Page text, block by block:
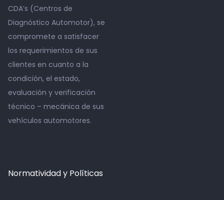
CDA’s (Centros de
Diagnóstico Automotor), se
compromete a satisfacer
los requerimientos de sus
clientes en cuanto a la
condición, el estado,
evaluación y verificación
técnico – mecánica de sus
vehículos automotores.
Normatividad y Políticas